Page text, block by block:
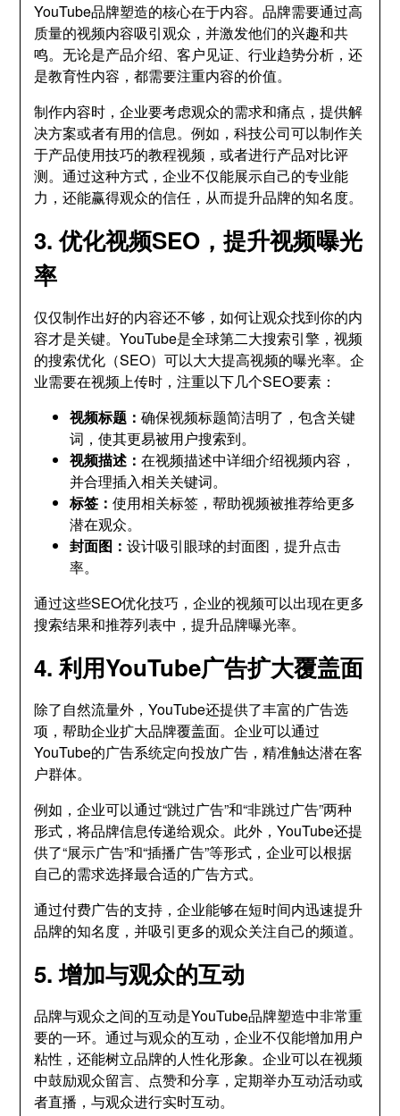
YouTube品牌塑造的核心在于内容。品牌需要通过高
质量的视频内容吸引观众，并激发他们的兴趣和共
鸣。无论是产品介绍、客户见证、行业趋势分析，还
是教育性内容，都需要注重内容的价值。
制作内容时，企业要考虑观众的需求和痛点，提供解
决方案或者有用的信息。例如，科技公司可以制作关
于产品使用技巧的教程视频，或者进行产品对比评
测。通过这种方式，企业不仅能展示自己的专业能
力，还能赢得观众的信任，从而提升品牌的知名度。
3. 优化视频SEO，提升视频曝光
率
仅仅制作出好的内容还不够，如何让观众找到你的内
容才是关键。YouTube是全球第二大搜索引擎，视频
的搜索优化（SEO）可以大大提高视频的曝光率。企
业需要在视频上传时，注重以下几个SEO要素：
视频标题：确保视频标题简洁明了，包含关键
词，使其更易被用户搜索到。
视频描述：在视频描述中详细介绍视频内容，
并合理插入相关关键词。
标签：使用相关标签，帮助视频被推荐给更多
潜在观众。
封面图：设计吸引眼球的封面图，提升点击
率。
通过这些SEO优化技巧，企业的视频可以出现在更多
搜索结果和推荐列表中，提升品牌曝光率。
4. 利用YouTube广告扩大覆盖面
除了自然流量外，YouTube还提供了丰富的广告选
项，帮助企业扩大品牌覆盖面。企业可以通过
YouTube的广告系统定向投放广告，精准触达潜在客
户群体。
例如，企业可以通过“跳过广告”和“非跳过广告”两种
形式，将品牌信息传递给观众。此外，YouTube还提
供了“展示广告”和“插播广告”等形式，企业可以根据
自己的需求选择最合适的广告方式。
通过付费广告的支持，企业能够在短时间内迅速提升
品牌的知名度，并吸引更多的观众关注自己的频道。
5. 增加与观众的互动
品牌与观众之间的互动是YouTube品牌塑造中非常重
要的一环。通过与观众的互动，企业不仅能增加用户
粘性，还能树立品牌的人性化形象。企业可以在视频
中鼓励观众留言、点赞和分享，定期举办互动活动或
者直播，与观众进行实时互动。